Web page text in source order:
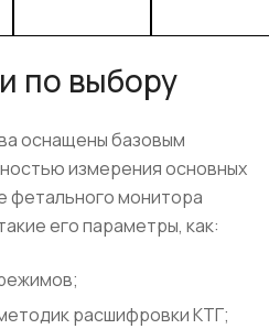
по выбору
оснащены базовым
измерения основных
фетального монитора
его параметры, как:
расшифровки КТГ;